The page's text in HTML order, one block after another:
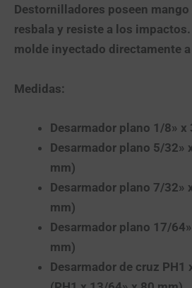
Destornilladores poseen
resbala y resiste a los
molde inyectado directamente
Medidas:
Desarmador plano 1/8» x
Desarmador plano 5/32»
mm)
Desarmador plano 7/32»
mm)
Desarmador plano 17/
mm)
Desarmador de cruz